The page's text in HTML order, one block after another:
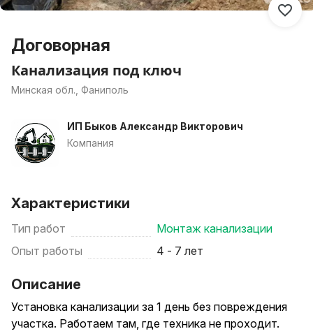
Договорная
Канализация под ключ
Минская обл., Фаниполь
ИП Быков Александр Викторович
Компания
Характеристики
Тип работ
Монтаж канализации
Опыт работы
4 - 7 лет
Описание
Установка канализации за 1 день без повреждения
участка. Работаем там, где техника не проходит.